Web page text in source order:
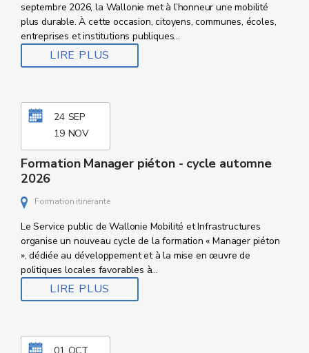
septembre 2026, la Wallonie met à l’honneur une mobilité
plus durable. À cette occasion, citoyens, communes, écoles,
entreprises et institutions publiques...
LIRE PLUS
24 SEP
19 NOV
Formation Manager piéton - cycle automne
2026
Formation itinérante
Le Service public de Wallonie Mobilité et Infrastructures
organise un nouveau cycle de la formation « Manager piéton
», dédiée au développement et à la mise en œuvre de
politiques locales favorables à...
LIRE PLUS